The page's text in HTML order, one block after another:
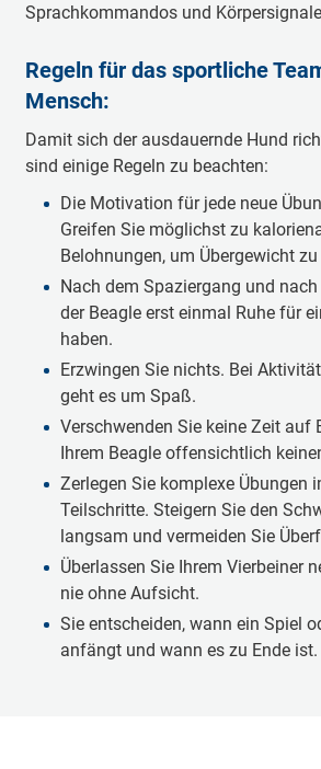
Sprachkommandos und
Regeln für das sportliche
Mensch:
Damit sich der ausdauernde Hund
sind einige Regeln zu beachten:
Die Motivation für jede neue
Greifen Sie möglichst zu
Belohnungen, um Übergewicht
Nach dem Spaziergang und
der Beagle erst einmal Ruhe für
haben.
Erzwingen Sie nichts. Bei
geht es um Spaß.
Verschwenden Sie keine Zeit auf
Ihrem Beagle offensichtlich
Zerlegen Sie komplexe Übungen
Teilschritte. Steigern Sie den
langsam und vermeiden Sie
Überlassen Sie Ihrem Vierbeiner
nie ohne Aufsicht.
Sie entscheiden, wann ein Spiel
anfängt und wann es zu Ende ist.